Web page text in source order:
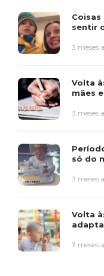
sentir
3 meses
Volta
mães
3 meses
só do
3 meses
Volta
3 meses